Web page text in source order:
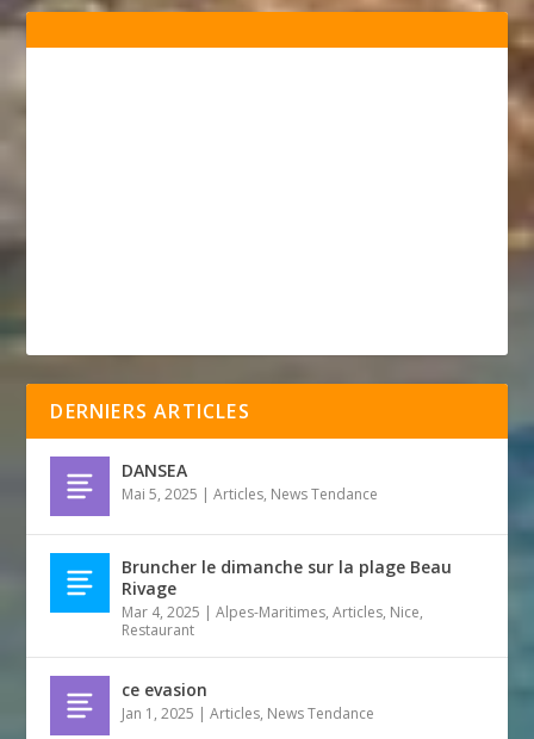
DERNIERS ARTICLES
DANSEA
Mai 5, 2025 |Articles, News Tendance
Bruncher le dimanche sur la plage Beau
Rivage
Mar 4, 2025 |Alpes-Maritimes,Articles, Nice,
Restaurant
ce evasion
Jan 1, 2025 |Articles, News Tendance